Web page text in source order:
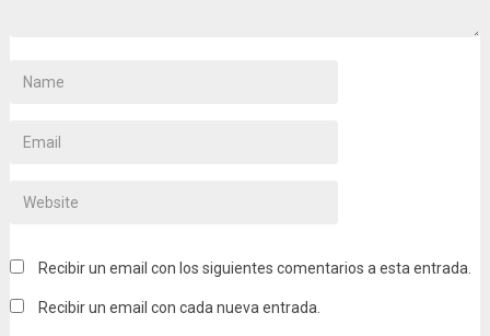
Recibir un email con los siguientes comentarios a esta entrada.
Recibir un email con cada nueva entrada.